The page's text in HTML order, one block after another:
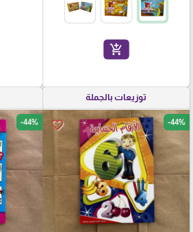
add_shopping_cart
توزيعات بالجملة
favorite_border -44%
-44%